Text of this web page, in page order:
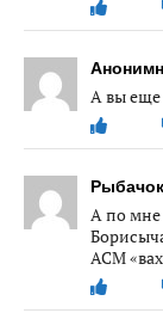
А вы
Рыбачок
А по мне
АСМ